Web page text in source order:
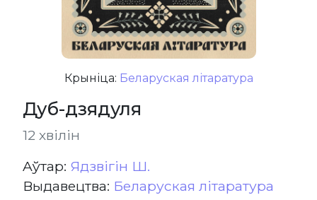
Крыніца: Беларуская літаратура
Дуб-дзядуля
12 хвілін
Aўтар: Ядзвігін Ш.
Выдавецтва: Беларуская літаратура